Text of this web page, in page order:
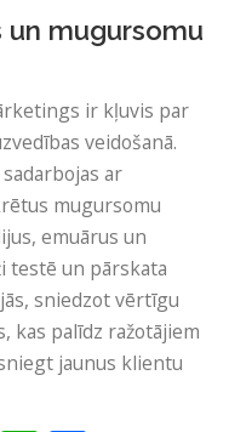
mugursomu
ir kļuvis par
veidošanā.
ar
mugursomu
emuārus un
testē un pārskata
sniedzot vērtīgu
kas palīdz ražotājiem
jaunus klientu